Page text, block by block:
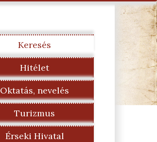
Keresés
Hitélet
Oktatás, nevelés
Turizmus
Érseki Hivatal